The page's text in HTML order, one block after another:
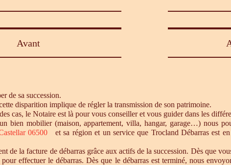
Avant
de sa succession.
disparition implique de régler la transmission de son patrimoine.
cas, le Notaire est là pour vous conseiller et vous guider dans les
bien mobilier (maison, appartement, villa, hangar, garage…) nous
06500
et sa région et un service que Trocland Débarras est
de la facture de débarras grâce aux actifs de la succession. Dès que
effectuer le débarras. Dès que le débarras est terminé, nous